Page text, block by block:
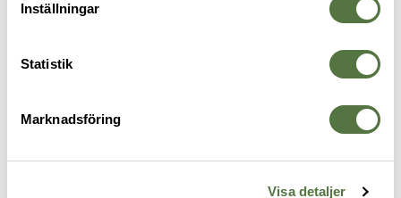
Inställningar
Statistik
Marknadsföring
Visa detaljer
CRYE PRECISION
545 kr